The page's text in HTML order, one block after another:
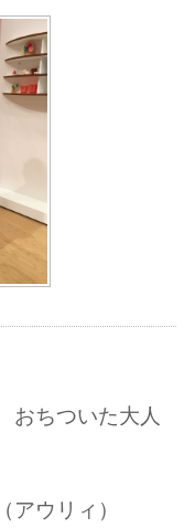
おちついた大人
ウリィ）